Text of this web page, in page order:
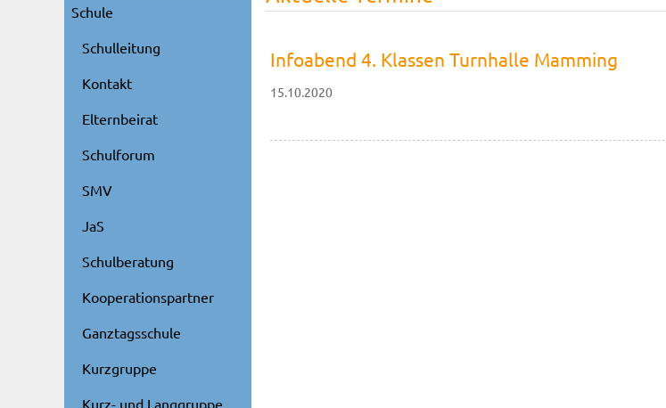
Infoabend 4. Klassen Turnhalle Mamming
15.10.2020
Schule
Schulleitung
Kontakt
Elternbeirat
Schulforum
SMV
JaS
Schulberatung
Kooperationspartner
Ganztagsschule
Kurzgruppe
Kurz- und Langgruppe